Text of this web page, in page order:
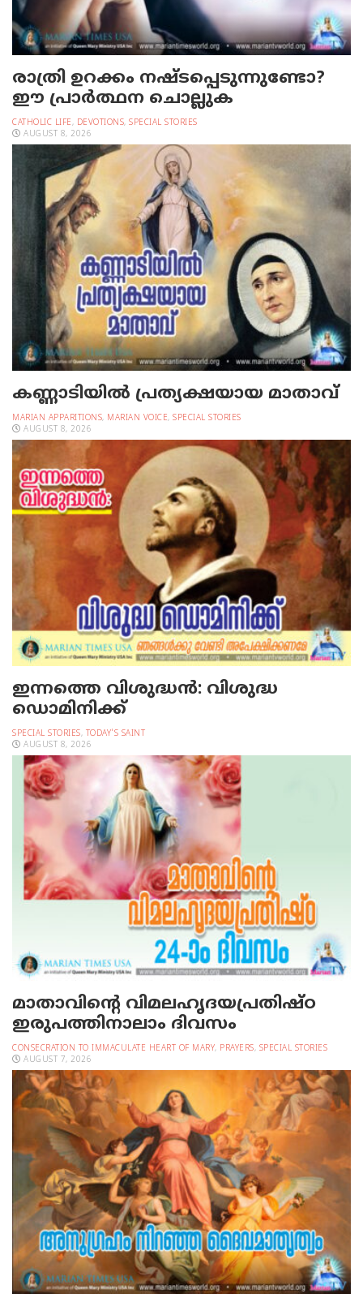
രാത്രി ഉറക്കം നഷ്ടപ്പെടുന്നുണ്ടോ?
ഈ പ്രാര്‍ത്ഥന ചൊല്ലുക
CATHOLIC LIFE, DEVOTIONS, SPECIAL STORIES
AUGUST 8, 2026
കണ്ണാടിയില്‍ പ്രത്യക്ഷയായ മാതാവ്
MARIAN APPARITIONS, MARIAN VOICE, SPECIAL STORIES
AUGUST 8, 2026
ഇന്നത്തെ വിശുദ്ധന്‍: വിശുദ്ധ
ഡൊമിനിക്ക്
SPECIAL STORIES, TODAY'S SAINT
AUGUST 8, 2026
മാതാവിന്റെ വിമലഹൃദയപ്രതിഷ്ഠ
ഇരുപത്തിനാലാം ദിവസം
CONSECRATION TO IMMACULATE HEART OF MARY, PRAYERS, SPECIAL STORIES
AUGUST 7, 2026